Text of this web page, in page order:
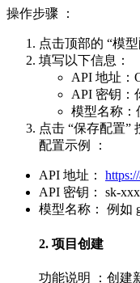
操作步骤 ：
点击顶部的 “模
填写以下信息：
API 地址：
API 密钥：
模型名称：
点击 “保存配置”
配置示例 ：
API 地址：
API 密钥： sk-
模型名称： 例如
2. 项目创建
功能说明 ：创建